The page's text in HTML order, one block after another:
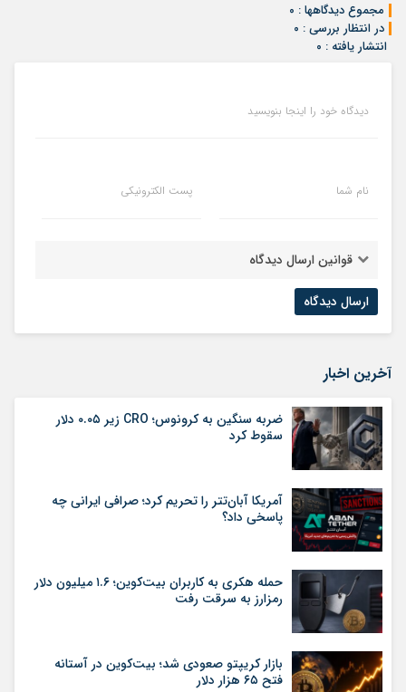
مجموع دیدگاهها : ۰
در انتظار بررسی : ۰
انتشار یافته : ۰
دیدگاه خود را اینجا بنویسید
نام شما پست الکترونیکی
قوانین ارسال دیدگاه
آخرین اخبار
ضربه سنگین به کرونوس؛ CRO زیر ۰.۰۵ دلار
سقوط کرد
آمریکا آبان‌تتر را تحریم کرد؛ صرافی ایرانی چه
پاسخی داد؟
حمله هکری به کاربران بیت‌کوین؛ ۱.۶ میلیون دلار
رمزارز به سرقت رفت
بازار کریپتو صعودی شد؛ بیت‌کوین در آستانه
فتح ۶۵ هزار دلار